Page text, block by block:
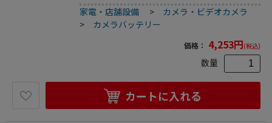
家電・店舗設備 > カメラ・ビデオカメラ
> カメラバッテリー
価格： 4,253円(税込)
数量
カートに入れる